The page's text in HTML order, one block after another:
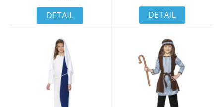
DETAIL DETAIL